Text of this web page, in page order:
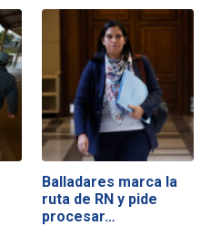
Balladares marca la
ruta de RN y pide
procesar…